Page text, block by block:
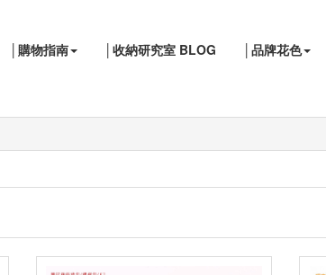
│購物指南 │收納研究室 BLOG │品牌花色